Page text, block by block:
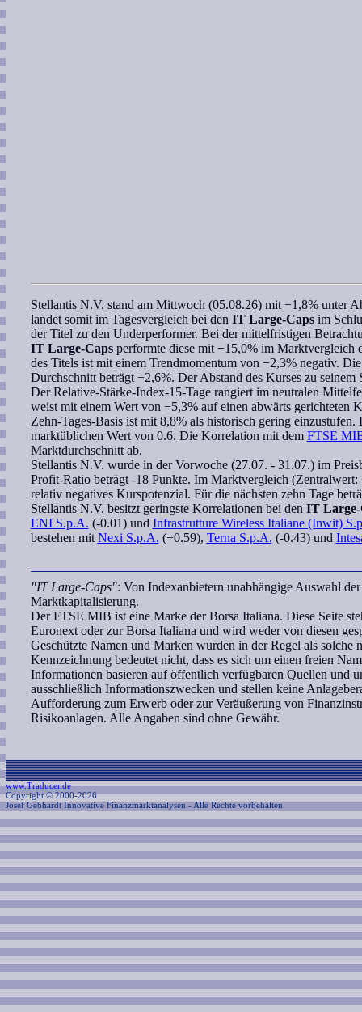
Stellantis N.V. stand am Mittwoch (05.08.26) mit −1,8% unter
landet somit im Tagesvergleich bei den IT Large-Capsim
der Titel zu den Underperformer. Bei der mittelfristigen
IT Large-Capsperformte diese mit −15,0% im Marktvergleich
des Titels ist mit einem Trendmomentumvon −2,3% negativ. Die
Durchschnitt beträgt −2,6%. Der Abstand des Kurses zu seinem
DerRelative-Stärke-Index-15-Tagerangiert im neutralen
weist mit einem Wert von −5,3% auf einen abwärts gerichteten
Zehn-Tages-Basis ist mit 8,8% als historisch gering
marktüblichen Wert von 0.6. Die Korrelation mit dem FTSE
Marktdurchschnitt ab.
Stellantis N.V. wurde in der Vorwoche (27.07. - 31.07.) im
Profit-Ratiobeträgt -18 Punkte. Im Marktvergleich (Zentralwert:
relativ negatives Kurspotenzial. Für die nächsten zehn Tage
Stellantis N.V. besitzt geringste Korrelationen bei den IT Large-
ENI S.p.A. (-0.01) und Infrastrutture Wireless Italiane (Inwit)
bestehen mit Nexi S.p.A. (+0.59), Terna S.p.A. (-0.43) und
"IT Large-Caps": Von Indexanbietern unabhängige Auswahl
Marktkapitalisierung.
Der FTSE MIB ist eine Marke der Borsa Italiana. Diese Seite
Euronext oder zur Borsa Italiana und wird weder von diesen
Geschützte Namen und Marken wurden in der Regel als solche
Kennzeichnung bedeutet nicht, dass es sich um einen freien
Informationen basieren auf öffentlich verfügbaren Quellen und
ausschließlich Informationszwecken und stellen keine
Aufforderung zum Erwerb oder zur Veräußerung von
Risikoanlagen. Alle Angaben sind ohne Gewähr.
www.Traducer.de
Copyright © 2000-2026
Josef Gebhardt Innovative Finanzmarktanalysen - Alle Rechte vorbehalten